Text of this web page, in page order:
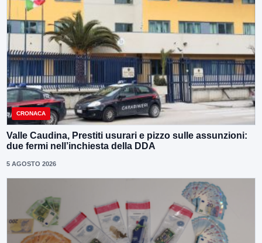
CRONACA
Valle Caudina, Prestiti usurari e pizzo sulle assunzioni:
due fermi nell’inchiesta della DDA
5 AGOSTO 2026